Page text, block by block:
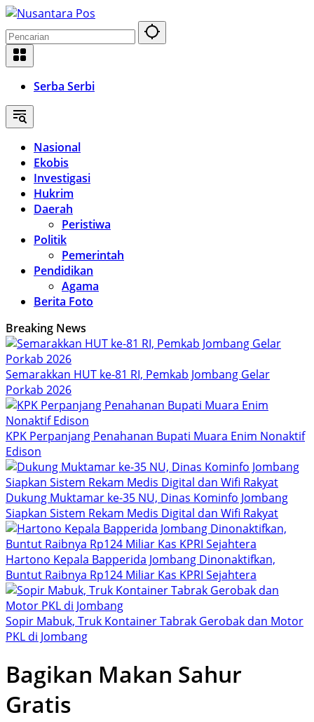
Langsung
ke
konten
Serba Serbi
Nasional
Ekobis
Investigasi
Hukrim
Daerah
Peristiwa
Politik
Pemerintah
Pendidikan
Agama
Berita Foto
Breaking News
Semarakkan HUT ke-81 RI, Pemkab Jombang Gelar
Porkab 2026
KPK Perpanjang Penahanan Bupati Muara Enim Nonaktif
Edison
Dukung Muktamar ke-35 NU, Dinas Kominfo Jombang
Siapkan Sistem Rekam Medis Digital dan Wifi Rakyat
Hartono Kepala Bapperida Jombang Dinonaktifkan,
Buntut Raibnya Rp124 Miliar Kas KPRI Sejahtera
Sopir Mabuk, Truk Kontainer Tabrak Gerobak dan Motor
PKL di Jombang
Bagikan Makan Sahur
Gratis